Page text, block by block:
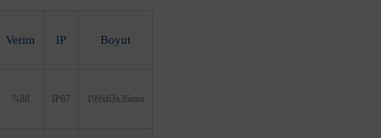
Verim IP Boyut
%88 IP67 199x63x36mm